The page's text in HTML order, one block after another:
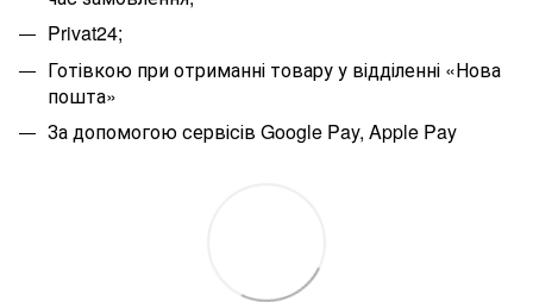
Privat24;
Готівкою при отриманні товару у відділенні «Нова
пошта»
За допомогою сервісів Google Pay, Apple Pay